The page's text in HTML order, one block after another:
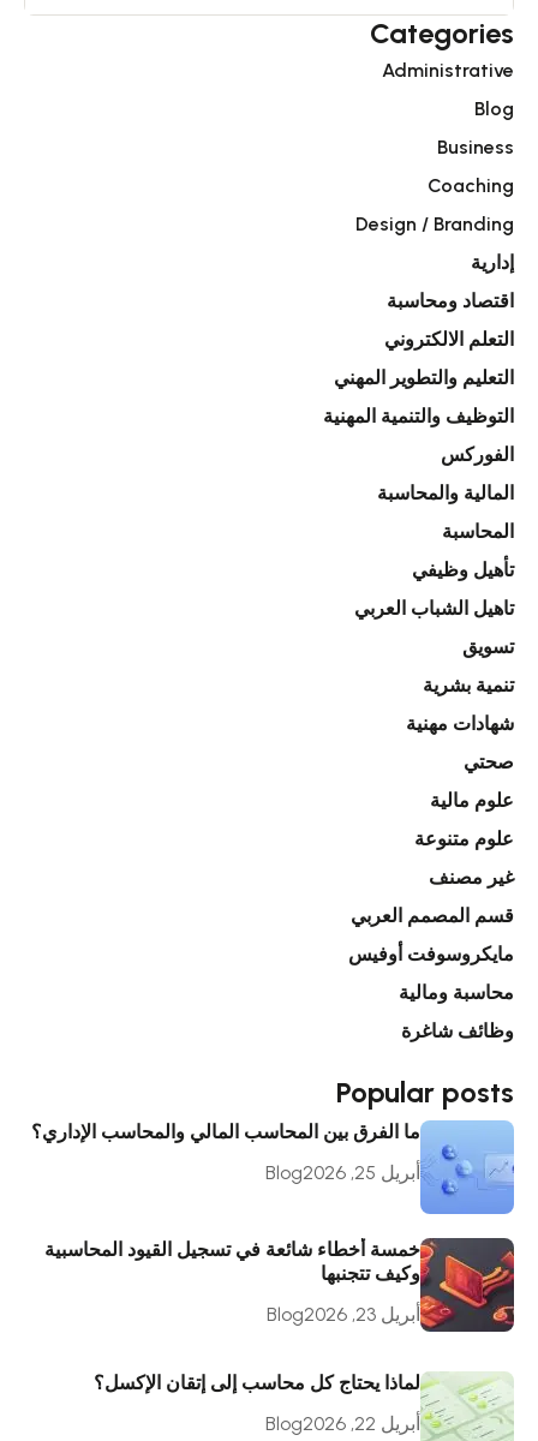
Categories
Administrative
Blog
Business
Coaching
Design / Branding
إدارية
اقتصاد ومحاسبة
التعلم الالكتروني
التعليم والتطوير المهني
التوظيف والتنمية المهنية
الفوركس
المالية والمحاسبة
المحاسبة
تأهيل وظيفي
تاهيل الشباب العربي
تسويق
تنمية بشرية
شهادات مهنية
صحتي
علوم مالية
علوم متنوعة
غير مصنف
قسم المصمم العربي
مايكروسوفت أوفيس
محاسبة ومالية
وظائف شاغرة
Popular posts
ما الفرق بين المحاسب المالي والمحاسب الإداري؟
أبريل 25, 2026
Blog
خمسة أخطاء شائعة في تسجيل القيود المحاسبية
وكيف تتجنبها
أبريل 23, 2026
Blog
لماذا يحتاج كل محاسب إلى إتقان الإكسل؟
أبريل 22, 2026
Blog